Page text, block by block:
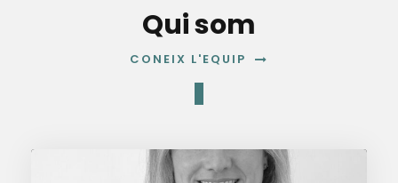
Qui som
CONEIX L'EQUIP